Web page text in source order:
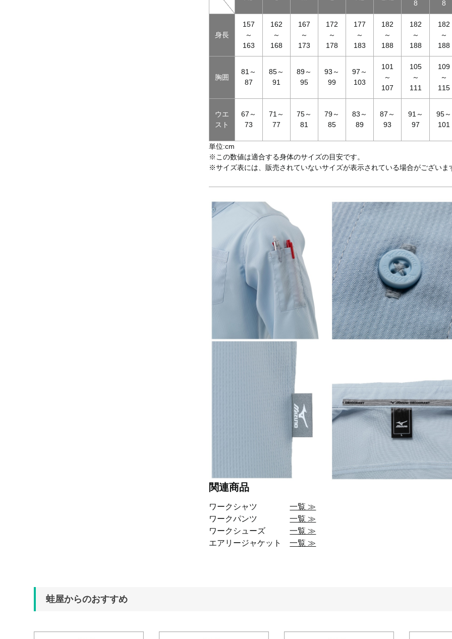
8
8
身長
157
～
163
162
～
168
167
～
173
172
～
178
177
～
183
182
～
188
182
～
188
182
～
188
胸囲
81～
87
85～
91
89～
95
93～
99
97～
103
101
～
107
105
～
111
109
～
115
ウエ
スト
67～
73
71～
77
75～
81
79～
85
83～
89
87～
93
91～
97
95～
101
単位:cm
※この数値は適合する身体のサイズの目安です。
※サイズ表には、販売されていないサイズが表示されている場合がございま
関連商品
ワークシャツ一覧 ≫
ワークパンツ一覧 ≫
ワークシューズ一覧 ≫
エアリージャケット一覧 ≫
蛙屋からのおすすめ